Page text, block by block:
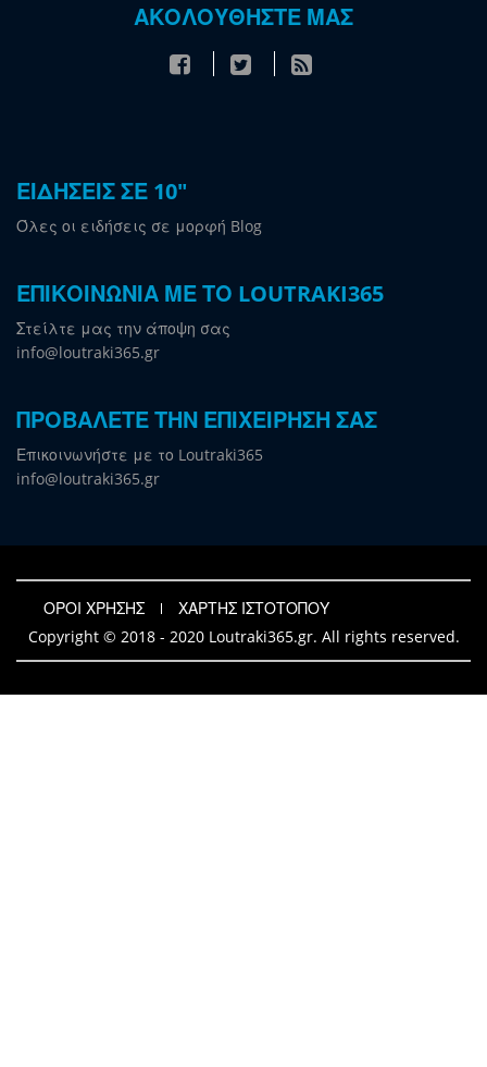
ΑΚΟΛΟΥΘΗΣΤΕ ΜΑΣ
ΕΙΔΗΣΕΙΣ ΣΕ 10"
Όλες οι ειδήσεις σε μορφή Blog
ΕΠΙΚΟΙΝΩΝΙΑ ΜΕ ΤΟ LOUTRAKI365
Στείλτε μας την άποψη σας
info@loutraki365.gr
ΠΡΟΒΑΛΕΤΕ ΤΗΝ ΕΠΙΧΕΙΡΗΣΗ ΣΑΣ
Επικοινωνήστε με το Loutraki365
info@loutraki365.gr
ΟΡΟΙ ΧΡΗΣΗΣ
ΧΑΡΤΗΣ ΙΣΤΟΤΟΠΟΥ
Copyright © 2018 - 2020 Loutraki365.gr. All rights reserved.